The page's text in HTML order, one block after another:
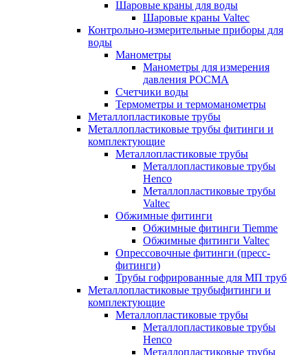
Шаровые краны для воды
Шаровые краны Valtec
Контрольно-измерительные приборы для
воды
Манометры
Манометры для измерения
давления РОСМА
Счетчики воды
Термометры и термоманометры
Металлопластиковые трубы
Металлопластиковые трубы фитинги и
комплектующие
Металлопластиковые трубы
Металлопластиковые трубы
Henco
Металлопластиковые трубы
Valtec
Обжимные фитинги
Обжимные фитинги Tiemme
Обжимные фитинги Valtec
Опрессовочные фитинги (пресс-
фитинги)
Трубы гофрированные для МП труб
Металлопластиковые трубыфитинги и
комплектующие
Металлопластиковые трубы
Металлопластиковые трубы
Henco
Металлопластиковые трубы